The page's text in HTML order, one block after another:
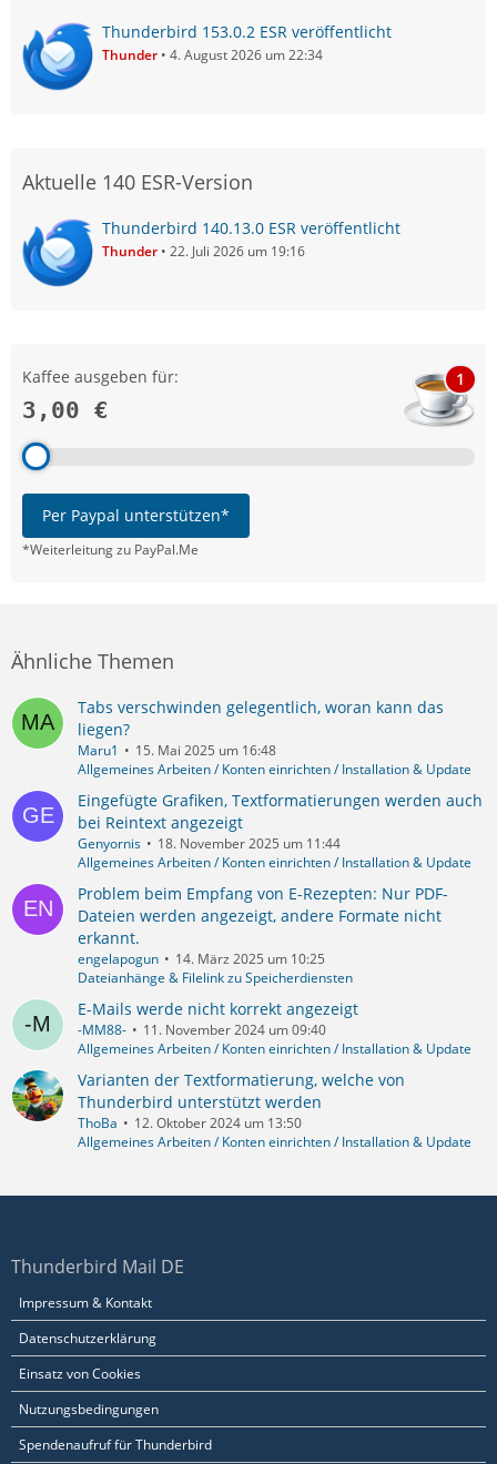
Thunderbird 153.0.2 ESR veröffentlicht
Thunder 4. August 2026 um 22:34
Aktuelle 140 ESR-Version
Thunderbird 140.13.0 ESR veröffentlicht
Thunder 22. Juli 2026 um 19:16
Kaffee ausgeben für:
3,00 €
1
Per Paypal unterstützen*
*Weiterleitung zu PayPal.Me
Ähnliche Themen
Tabs verschwinden gelegentlich, woran kann das
liegen?
Maru1
15. Mai 2025 um 16:48
Allgemeines Arbeiten / Konten einrichten / Installation & Update
Eingefügte Grafiken, Textformatierungen werden auch
bei Reintext angezeigt
Genyornis
18. November 2025 um 11:44
Allgemeines Arbeiten / Konten einrichten / Installation & Update
Problem beim Empfang von E-Rezepten: Nur PDF-
Dateien werden angezeigt, andere Formate nicht
erkannt.
engelapogun
14. März 2025 um 10:25
Dateianhänge & Filelink zu Speicherdiensten
E-Mails werde nicht korrekt angezeigt
-MM88-
11. November 2024 um 09:40
Allgemeines Arbeiten / Konten einrichten / Installation & Update
Varianten der Textformatierung, welche von
Thunderbird unterstützt werden
ThoBa
12. Oktober 2024 um 13:50
Allgemeines Arbeiten / Konten einrichten / Installation & Update
Thunderbird Mail DE
Impressum & Kontakt
Datenschutzerklärung
Einsatz von Cookies
Nutzungsbedingungen
Spendenaufruf für Thunderbird